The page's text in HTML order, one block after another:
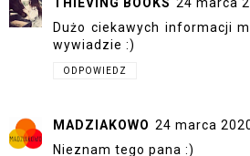
Dużo ciekawych informacji
wywiadzie :)
ODPOWIEDZ
MADZIAKOWO 24 marca
Nieznam tego pana :)